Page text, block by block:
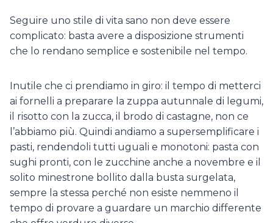
Seguire uno stile di vita sano non deve essere
complicato: basta avere a disposizione strumenti
che lo rendano semplice e sostenibile nel tempo.
Inutile che ci prendiamo in giro: il tempo di metterci
ai fornelli a preparare la zuppa autunnale di legumi,
il risotto con la zucca, il brodo di castagne, non ce
l’abbiamo più. Quindi andiamo a supersemplificare i
pasti, rendendoli tutti uguali e monotoni: pasta con
sughi pronti, con le zucchine anche a novembre e il
solito minestrone bollito dalla busta surgelata,
sempre la stessa perché non esiste nemmeno il
tempo di provare a guardare un marchio differente